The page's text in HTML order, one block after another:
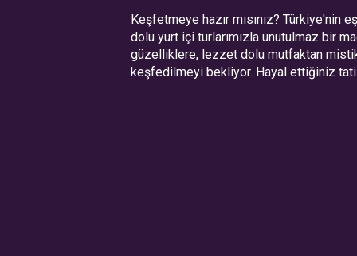
Keşfetmeye hazır mısınız?
dolu yurt içi turlarımızla unutulmaz bir
güzelliklere, lezzet dolu mutfaktan
keşfedilmeyi bekliyor. Hayal ettiğiniz